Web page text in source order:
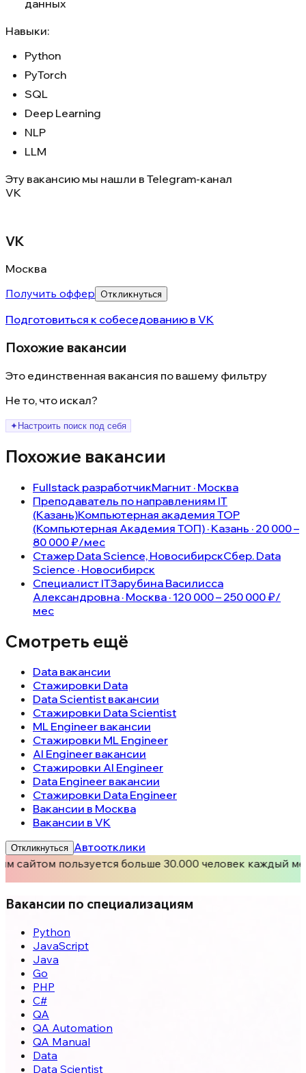
данных
Навыки:
Python
PyTorch
SQL
Deep Learning
NLP
LLM
Эту вакансию мы нашли в Telegram-канал
VK
VK
Москва
Получить оффер
Откликнуться
Подготовиться к собеседованию в VK
Похожие вакансии
Это единственная вакансия по вашему фильтру
Не то, что искал?
✦ Настроить поиск под себя
Похожие вакансии
Fullstack разработчикМагнит · Москва
Преподаватель по направлениям IT
(Казань)Компьютерная академия TOP
(Компьютерная Академия ТОП) · Казань · 20 000 –
80 000 ₽/мес
Стажер Data Science, НовосибирскСбер. Data
Science · Новосибирск
Специалист ITЗарубина Василисса
Александровна · Москва · 120 000 – 250 000 ₽/
мес
Смотреть ещё
Data вакансии
Стажировки Data
Data Scientist вакансии
Стажировки Data Scientist
ML Engineer вакансии
Стажировки ML Engineer
AI Engineer вакансии
Стажировки AI Engineer
Data Engineer вакансии
Стажировки Data Engineer
Вакансии в Москва
Вакансии в VK
Откликнуться Автоотклики
сайтом пользуется больше 30.000 человек каждый
Вакансии по специализациям
Python
JavaScript
Java
Go
PHP
C#
QA
QA Automation
QA Manual
Data
Data Scientist